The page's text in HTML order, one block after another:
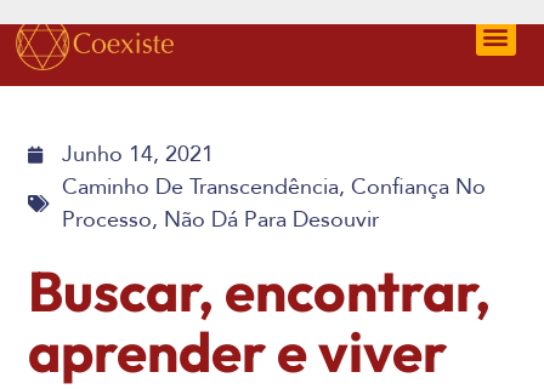
Junho 14, 2021
Caminho De Transcendência,Confiança No
Processo, Não Dá Para Desouvir
Buscar, encontrar,
aprender e viver